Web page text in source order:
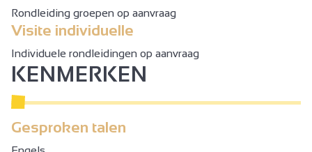
Rondleiding groepen op aanvraag
Visite individuelle
Individuele rondleidingen op aanvraag
KENMERKEN
Gesproken talen